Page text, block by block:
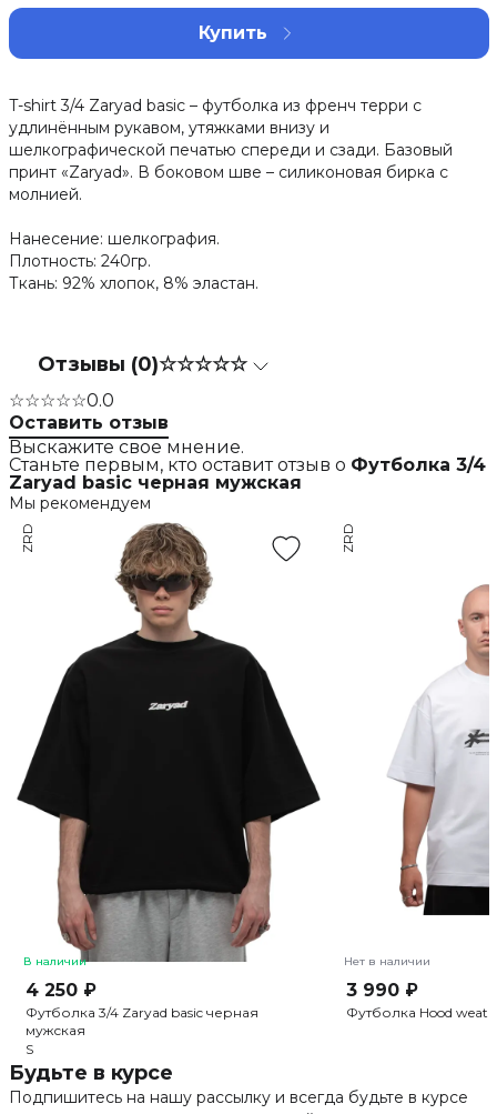
Купить
T-shirt 3/4 Zaryad basic – футболка из френч терри с
удлинённым рукавом, утяжками внизу и
шелкографической печатью спереди и сзади. Базовый
принт «Zaryad». В боковом шве – силиконовая бирка с
молнией.
Нанесение: шелкография.
Плотность: 240гр.
Ткань: 92% хлопок, 8% эластан.
Отзывы (0)☆☆☆☆☆
☆☆☆☆☆0.0
Оставить отзыв
Выскажите свое мнение.
Станьте первым, кто оставит отзыв о Футболка 3/4
Zaryad basic черная мужская
Мы рекомендуем
В наличии
ZRD
4 250 ₽
Футболка 3/4 Zaryad basic черная
мужская
S
Нет в наличии
ZRD
3 990 ₽
Футболка Hood
Будьте в курсе
Подпишитесь на нашу рассылку и всегда будьте в курсе